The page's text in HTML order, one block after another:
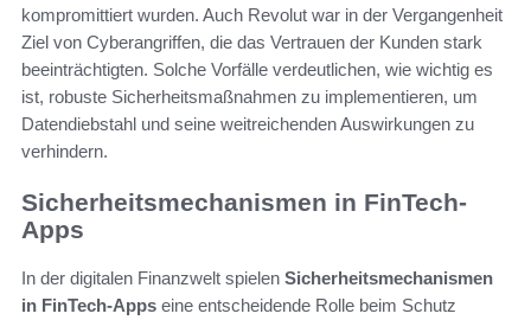
kompromittiert wurden. Auch Revolut war in der Vergangenheit
Ziel von Cyberangriffen, die das Vertrauen der Kunden stark
beeinträchtigten. Solche Vorfälle verdeutlichen, wie wichtig es
ist, robuste Sicherheitsmaßnahmen zu implementieren, um
Datendiebstahl und seine weitreichenden Auswirkungen zu
verhindern.
Sicherheitsmechanismen in FinTech-
Apps
In der digitalen Finanzwelt spielen Sicherheitsmechanismen
in FinTech-Apps eine entscheidende Rolle beim Schutz